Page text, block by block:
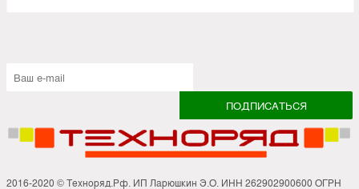
2016-2020 © Техноряд.Рф. ИП Ларюшкин Э.О. ИНН 262902900600 ОГРН